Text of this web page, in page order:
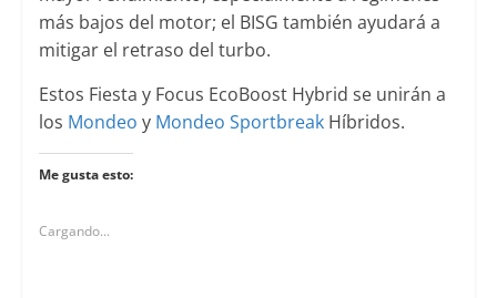
más bajos del motor; el BISG también ayudará a
mitigar el retraso del turbo.
Estos Fiesta y Focus EcoBoost Hybrid se unirán a
los Mondeo y Mondeo SportbreakHíbridos.
Me gusta esto:
Cargando...